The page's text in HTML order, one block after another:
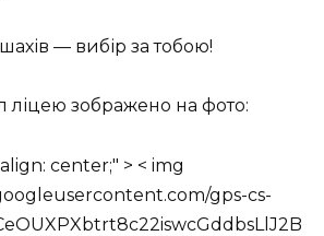
— вибір за тобою!
ліцею зображено на фото:
center;" > < img
gps-cs-